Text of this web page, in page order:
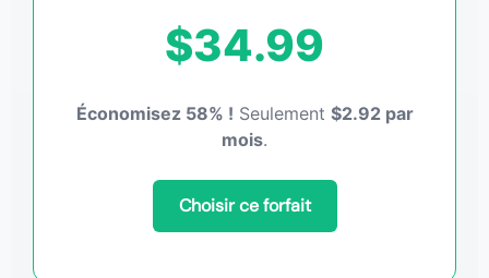
$34.99
Économisez 58% ! Seulement $2.92 par
mois.
Choisir ce forfait